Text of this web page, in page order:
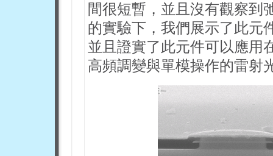
間很短暫，並且沒有觀察到
的實驗下，我們展示了此元
並且證實了此元件可以應用
高頻調變與單模操作的雷射